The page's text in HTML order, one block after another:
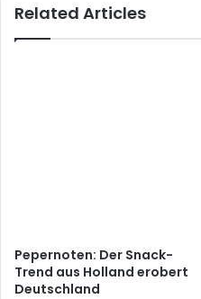
Related Articles
Pepernoten: Der Snack-
Trend aus Holland erobert
Deutschland